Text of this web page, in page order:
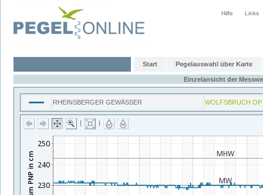
Hilfe Links
Start Pegelauswahl über Karte
Einzelansicht der
RHEINSBERGER GEWÄSSER WOLFSBRUCH OP
| |